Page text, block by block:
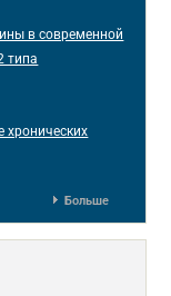
в современной
типа
хронических
Больше